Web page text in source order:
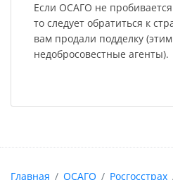
Если ОСАГО не
то следует обратиться к
вам продали подделку
недобросовестные агенты).
Главная ОСАГО Росгосстрах